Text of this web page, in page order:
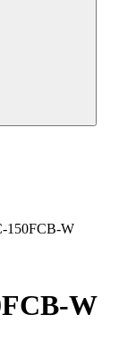
150FCB-W
W